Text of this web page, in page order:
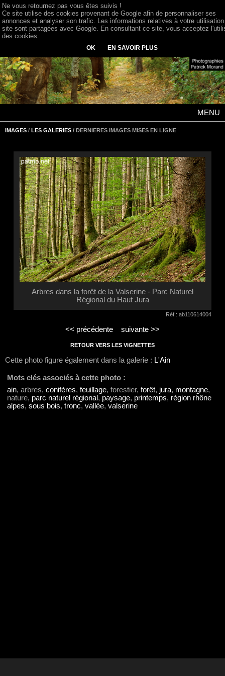
MENU
IMAGES / LES GALERIES / DERNIERES IMAGES MISES EN LIGNE
Arbres dans la forêt de la Valserine - Parc Naturel
Régional du Haut Jura
Réf : ab110614004
<< précédente suivante >>
RETOUR VERS LES VIGNETTES
Cette photo figure également dans la galerie : L'Ain
Mots clés associés à cette photo :
ain, arbres, conifères, feuillage, forestier, forêt, jura, montagne,
nature, parc naturel régional , paysage, printemps, région rhône
alpes, sous bois, tronc, vallée, valserine
Ne vous retournez pas vous êtes suivis !
Ce site utilise des cookies provenant de Google afin de personnaliser ses
annonces et analyser son trafic. Les informations relatives à votre
site sont partagées avec Google. En consultant ce site, vous acceptez
des cookies.
OK EN SAVOIR PLUS